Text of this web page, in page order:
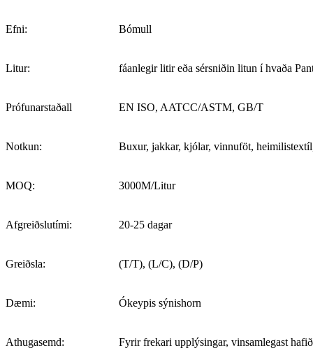
Efni: Bómull
Litur: fáanlegir litir eða sérsniðin litun í hvaða
Prófunarstaðall EN ISO, AATCC/ASTM, GB/T
Notkun: Buxur, jakkar, kjólar, vinnuföt,
MOQ: 3000M/Litur
Afgreiðslutími: 20-25 dagar
Greiðsla: (T/T), (L/C), (D/P)
Dæmi: Ókeypis sýnishorn
Athugasemd: Fyrir frekari upplýsingar, vinsamlegast